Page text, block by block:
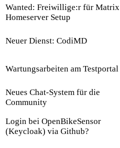
Wanted: Freiwillige:r für Matrix
Homeserver Setup
Neuer Dienst: CodiMD
Wartungsarbeiten am Testportal
Neues Chat-System für die
Community
Login bei OpenBikeSensor
(Keycloak) via Github?